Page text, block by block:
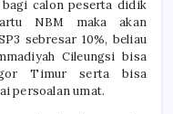
calon peserta didik
NBM maka akan
sebresar 10%, beliau
Cileungsi bisa
Timur serta bisa
persoalan umat.